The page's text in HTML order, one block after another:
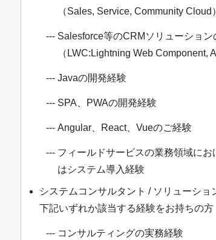
（Sales, Service, Community Cloud）
Salesforce等のCRMソリューショ
（LWC:Lightning Web Component,
Javaの開発経験
SPA、PWAの開発経験
Angular、React、Vueのご経験
フィールドサービスの業務領域に
はシステム導入経験
システムコンサルタント / ソリューショ
下記いずれか該当する経験をお持ちの方
コンサルティングの実務経験